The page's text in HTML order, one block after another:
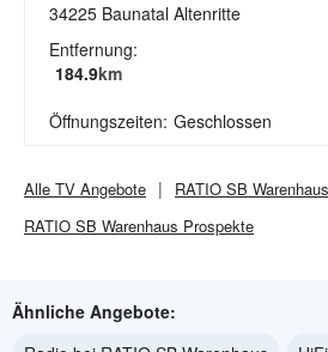
34225 Baunatal Altenritte
Entfernung:
184.9km
Öffnungszeiten: Geschlossen
Alle TV Angebote RATIO SB Warenhaus
RATIO SB Warenhaus Prospekte
Ähnliche Angebote: